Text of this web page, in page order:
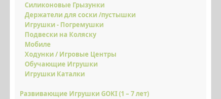
ЛОГОПЕДИЧЕСКИЕ ИГРЫ
ДЕТСКАЯ ЛИТЕРАТУРА
НАБОРЫ ДЛЯ ТВОРЧЕСТВА
ДЕКОР ДЛЯ ДЕТСКОЙ КОМНАТЫ
АКСЕССУАРЫ ДЛЯ МАМ И ДЕТЕЙ
КОЛЯСКИ И АКСЕССУАРЫ
Силиконовые Грызунки
Держатели для соски /пустышки
Игрушки - Погремушки
Подвески на Коляску
Мобиле
Ходунки / Игровые Центры
Обучающие Игрушки
Игрушки Каталки
Развивающие Игрушки GOKI (1 – 7 лет)